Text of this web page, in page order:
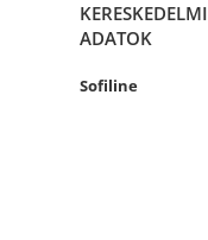
KERESKEDELMI
ADATOK
Sofiline